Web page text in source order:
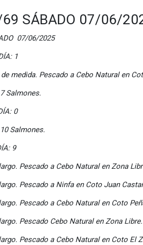
69 SÁBADO 07/06/
07/06/2025
1
medida. Pescado a Cebo Natural en
0
9
Pescado a Cebo Natural en Zona
Pescado a Ninfa en Coto Juan
Pescado a Cebo Natural en Coto
Pescado Cebo Natural en Zona Libre.
Pescado a Cebo Natural en Coto